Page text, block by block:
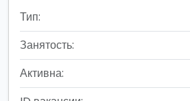
Тип:
Занятость:
Активна: